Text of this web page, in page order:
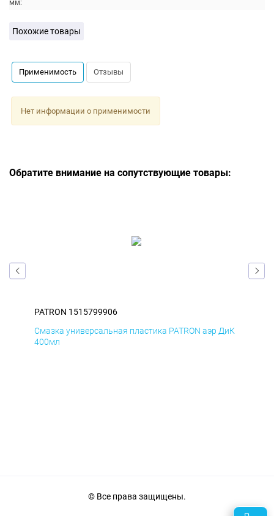
мм:
Похожие товары
Применимость Отзывы
Нет информации о применимости
Обратите внимание на сопутствующие товары:
PATRON 1515799906
Смазка универсальная пластика PATRON аэр ДиК
400мл
© Все права защищены.